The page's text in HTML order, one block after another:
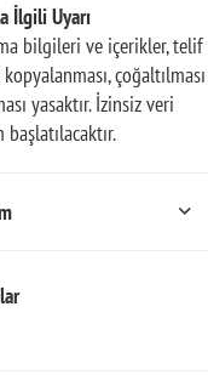
İlgili Uyarı
bilgileri ve içerikler, telif
çoğaltılması
yasaktır. İzinsiz veri